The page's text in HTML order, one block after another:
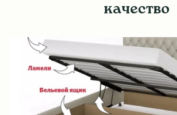
качество